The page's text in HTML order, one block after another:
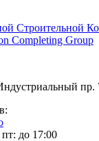
Строительной
Completing Group
пр.
до 17:00